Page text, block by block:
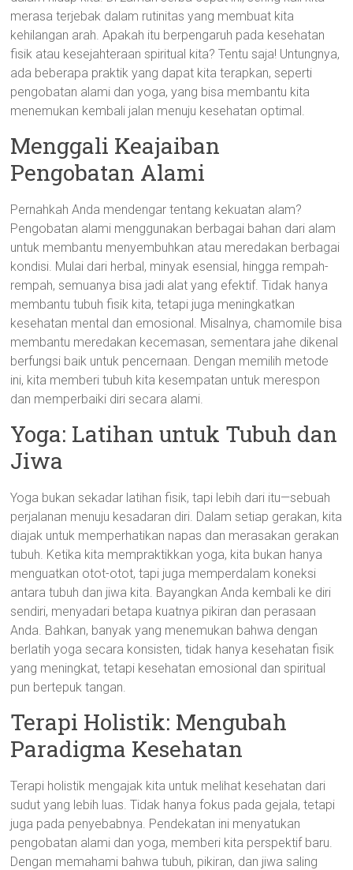
merasa terjebak dalam rutinitas yang membuat kita
kehilangan arah. Apakah itu berpengaruh pada kesehatan
fisik atau kesejahteraan spiritual kita? Tentu saja! Untungnya,
ada beberapa praktik yang dapat kita terapkan, seperti
pengobatan alami dan yoga, yang bisa membantu kita
menemukan kembali jalan menuju kesehatan optimal.
Menggali Keajaiban
Pengobatan Alami
Pernahkah Anda mendengar tentang kekuatan alam?
Pengobatan alami menggunakan berbagai bahan dari alam
untuk membantu menyembuhkan atau meredakan berbagai
kondisi. Mulai dari herbal, minyak esensial, hingga rempah-
rempah, semuanya bisa jadi alat yang efektif. Tidak hanya
membantu tubuh fisik kita, tetapi juga meningkatkan
kesehatan mental dan emosional. Misalnya, chamomile bisa
membantu meredakan kecemasan, sementara jahe dikenal
berfungsi baik untuk pencernaan. Dengan memilih metode
ini, kita memberi tubuh kita kesempatan untuk merespon
dan memperbaiki diri secara alami.
Yoga: Latihan untuk Tubuh dan
Jiwa
Yoga bukan sekadar latihan fisik, tapi lebih dari itu—sebuah
perjalanan menuju kesadaran diri. Dalam setiap gerakan, kita
diajak untuk memperhatikan napas dan merasakan gerakan
tubuh. Ketika kita mempraktikkan yoga, kita bukan hanya
menguatkan otot-otot, tapi juga memperdalam koneksi
antara tubuh dan jiwa kita. Bayangkan Anda kembali ke diri
sendiri, menyadari betapa kuatnya pikiran dan perasaan
Anda. Bahkan, banyak yang menemukan bahwa dengan
berlatih yoga secara konsisten, tidak hanya kesehatan fisik
yang meningkat, tetapi kesehatan emosional dan spiritual
pun bertepuk tangan.
Terapi Holistik: Mengubah
Paradigma Kesehatan
Terapi holistik mengajak kita untuk melihat kesehatan dari
sudut yang lebih luas. Tidak hanya fokus pada gejala, tetapi
juga pada penyebabnya. Pendekatan ini menyatukan
pengobatan alami dan yoga, memberi kita perspektif baru.
Dengan memahami bahwa tubuh, pikiran, dan jiwa saling